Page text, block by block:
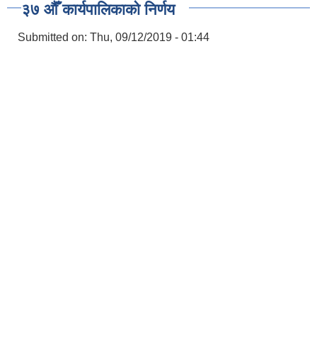
३७ औँ कार्यपालिकाको निर्णय
Submitted on: Thu, 09/12/2019 - 01:44